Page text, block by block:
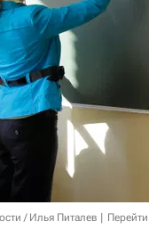
/ Илья Питалев